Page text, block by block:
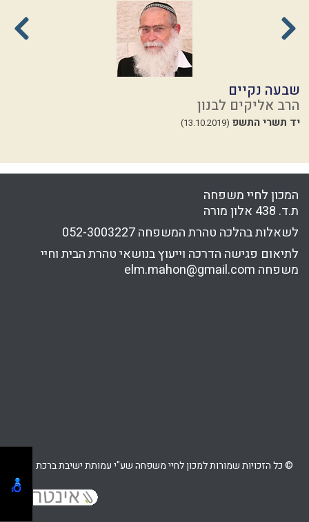
שבעה נקיים
הרב אליקים לבנון
יד תשרי התשפ (13.10.2019)
המכון לחיי משפחה
ת.ד. 438 אלון מורה
לשאלות בהלכה טהרת המשפחה052-3003227
לתיאום פגישה הדרכה וייעוץ בנושאי טהרת הבית וחיי
משפחה elm.mahon@gmail.com
© כל הזכויות שמורות למכון לחיי משפחה שע"י עמותת ישיבת ברכת יוסף